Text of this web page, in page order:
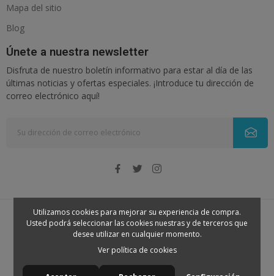
Mapa del sitio
Blog
Únete a nuestra newsletter
Disfruta de nuestro boletín informativo para estar al día de las
últimas noticias y ofertas especiales. ¡Introduce tu dirección de
correo electrónico aquí!
© 2026 - Nenena. Todos los derechos reservados
Utilizamos cookies para mejorar su experiencia de compra.
Usted podrá seleccionar las cookies nuestras y de terceros que
desee utilizar en cualquier momento.
Ver política de cookies